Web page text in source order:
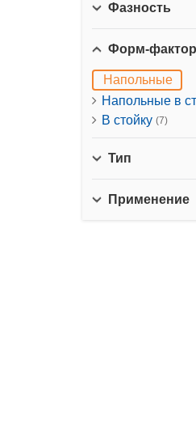
Фазность
Форм-фактор
Напольные
Напольные в
В стойку (7)
Тип
Применение